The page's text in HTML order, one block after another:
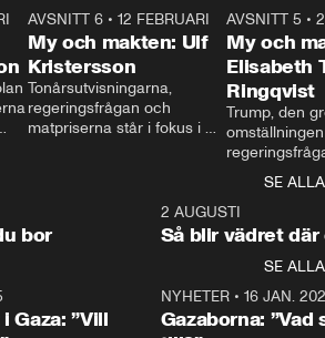
27:30
AVSNITT 6 •12 FEBRUARI
My och makten: Ulf
Kristersson
Tonårsutvisningarna,
regeringsfrågan och
matpriserna står i fokus i
Rohwedder ställer
statsminister Ulf Kristersson
AVSNITT 5 •
My och
Elisabeth
Ringqvist
Trump, den
centrum i
avsnittet av
Makten”. Se
Aftonbladets
Rohwedder
Thand Ring
SE ALLA
bor
2 AUGUSTI
Så blir vädret där
SE ALLA
Gaza: ”Vill
NYHETER• 16 JAN.
Gazaborna: